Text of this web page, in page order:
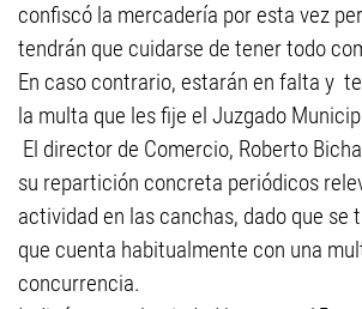
confiscó la mercadería por esta vez
tendrán que cuidarse de tener todo
En caso contrario, estarán en falta y
la multa que les fije el Juzgado
El director de Comercio, Roberto
su repartición concreta periódicos
actividad en las canchas, dado que se
que cuenta habitualmente con una
concurrencia.